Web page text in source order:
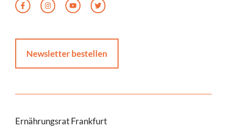
Newsletter bestellen
Ernährungsrat Frankfurt